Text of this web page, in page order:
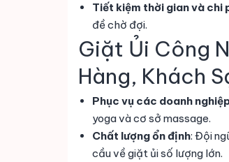
Tiết kiệm thời gian và chi
đề chờ đợi.
Giặt Ủi Công
Hàng, Khách
Phục vụ các doanh
yoga và cơ sở massage.
Chất lượng ổn định: Đội
cầu về giặt ủi số lượng lớn.